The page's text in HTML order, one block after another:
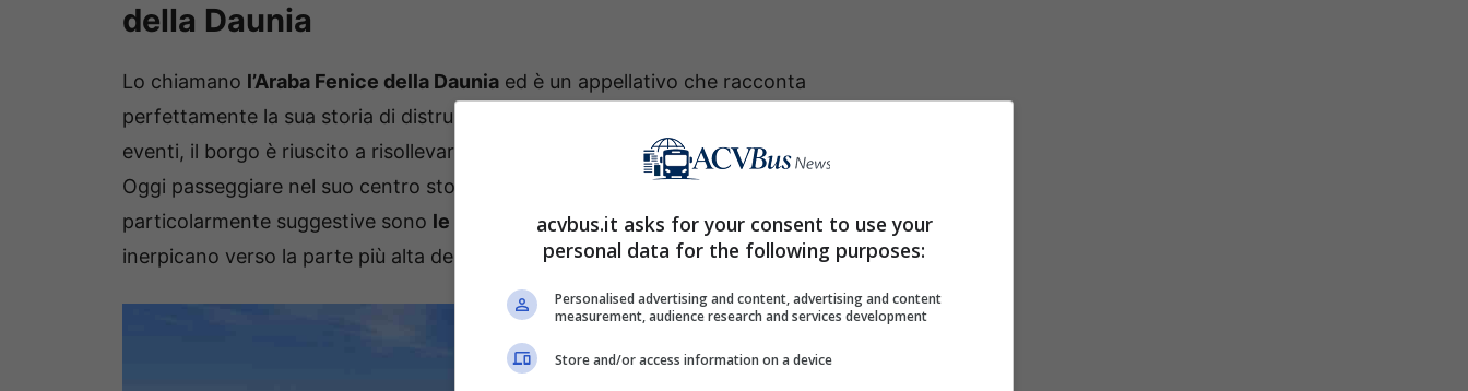
della Daunia
Lo chiamano l’Araba Fenice della Daunia ed è un appellativo che racconta
perfettamente la sua storia di distruzione e rinascita: più volte messo alla prova dagli
eventi, il borgo è riuscito a risollevarsi conservando intatta la suaidentità medievale.
Oggi passeggiare nel suo centro storico significa fare un viaggio indietro nel tempo:
particolarmente suggestive sono le case in pietra, tra vicoli silenziosi e scalinate che si
inerpicano verso la parte più alta del paese.
acvbus.it asks for your consent to use your
personal data for the following purposes:
Personalised advertising and content, advertising and content
measurement, audience research and services development
Store and/or access information on a device